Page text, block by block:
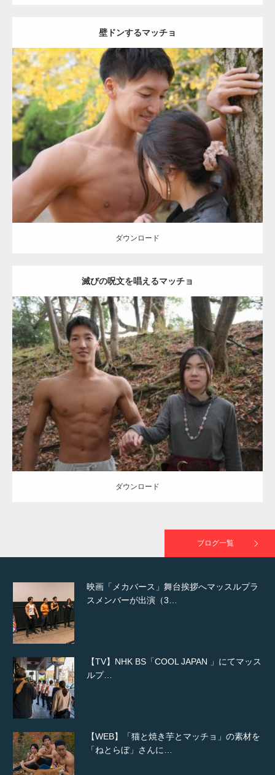
壁ドンするマッチョ
Update: 2021.07.8
Category:公園のマッチョ その他 AKIHITO(細マッチョ) 大胸筋 肩 腹
筋
ダウンロード
滅びの呪文を唱えるマッチョ
Update:2021.07.8
Category:公園のマッチョ その他 AKIHITO(細マッチョ) 大胸筋 腹筋
ダウンロード
ダウンロード
ブログ一覧
【YouTube】マッチョフリー素材メンバーが
ギネス世界記録…
【TV】TBS番組「ひるおび」にてマッスルプ
ラスが紹介されま…
TOKYO FMラジオ番組「ONE MORNING」
で紹介さ…
NHK「所さん！事件ですよ」に取材されまし
た（6/8放送）
映画「メカバース」舞台挨拶へマッスルプラ
スメンバーが出演（3…
【TV】NHK BS「COOL JAPAN 」にてマッス
ルプ…
【WEB】「猫と焼き芋とマッチョ」の素材を
「ねとらぼ」さんに…